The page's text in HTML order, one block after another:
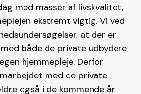
med masser af livskvalitet,
ekstremt vigtig. Vi ved
at der er
både de private udbydere
hjemmepleje. Derfor
med de private
også i de kommende år